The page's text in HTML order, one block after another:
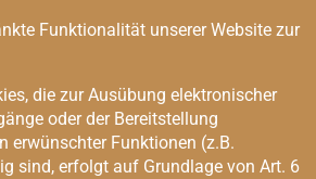
Funktionalität unserer Website zur
die zur Ausübung elektronischer
oder der Bereitstellung
erwünschter Funktionen (z.B.
sind, erfolgt auf Grundlage von Art. 6